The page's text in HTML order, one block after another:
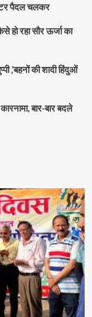
पैदल चलकर
रहा सौर ऊर्जा का
,’बहनों की शादी हिंदुओं
बार-बार बदले